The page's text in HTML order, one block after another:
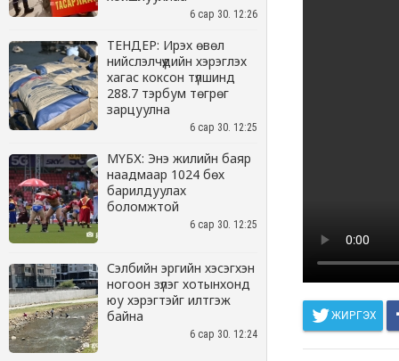
6 сар 30. 12:26
ТЕНДЕР: Ирэх өвөл
нийслэлчүүдийн хэрэглэх
хагас коксон түлшинд
288.7 тэрбум төгрөг
зарцуулна
6 сар 30. 12:25
МҮБХ: Энэ жилийн баяр
наадмаар 1024 бөх
барилдуулах
боломжтой
6 сар 30. 12:25
Сэлбийн эргийн хэсэгхэн
ногоон зүлэг хотынхонд
юу хэрэгтэйг илтгэж
байна
6 сар 30. 12:24